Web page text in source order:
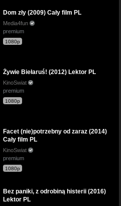
Dom zły (2009) Cały film PL
Media4fun
premium
1080p
Żywie Biełaruś! (2012) Lektor PL
KinoSwiat
premium
1080p
Facet (nie)potrzebny od zaraz (2014)
Cały film PL
KinoSwiat
premium
1080p
Bez paniki, z odrobiną histerii (2016)
Lektor PL